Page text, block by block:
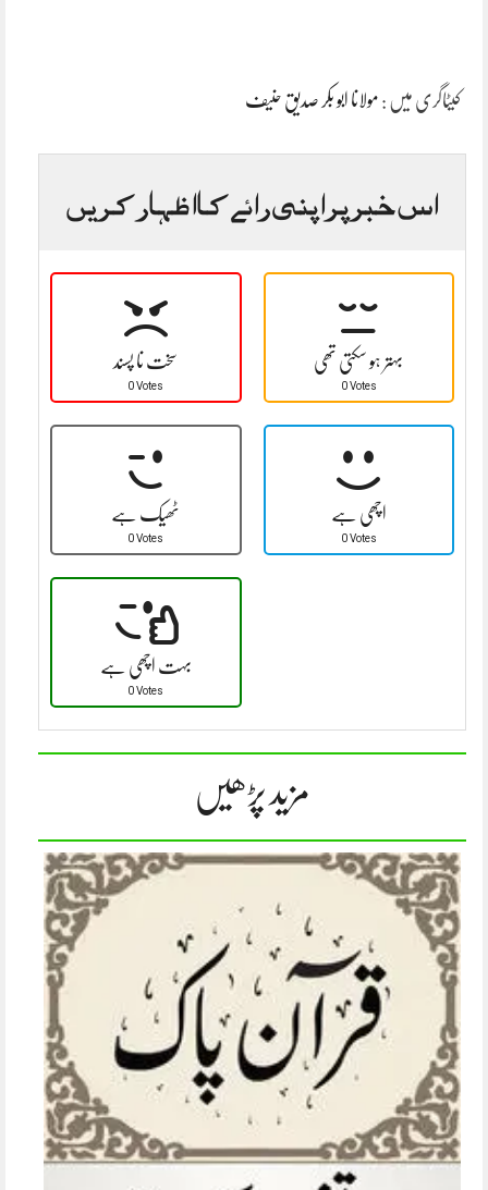
کیٹاگری میں : مولانا ابو بکر صدیق حنیف
اس خبر پر اپنی رائے کا اظہار کریں
سخت نا پسند
0 Votes
بہتر ہو سکتی تھی
0 Votes
ٹھیک ہے
0 Votes
اچھی ہے
0 Votes
بہت اچھی ہے
0 Votes
مزید پڑھیں